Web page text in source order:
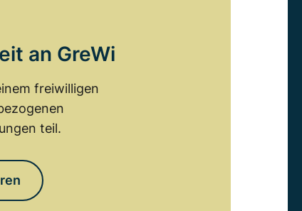
an GreWi
freiwilligen
teil.